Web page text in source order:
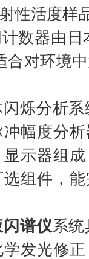
性活度样
数器由
合对环境
烁分析
幅度分
示器组
组件，
谱仪系
发光修